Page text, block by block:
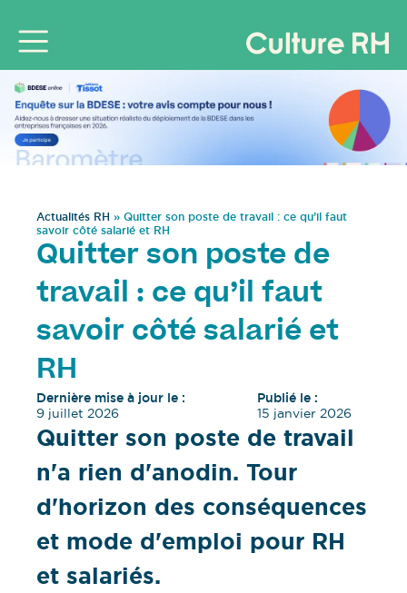
Actualités RH » Quitter son poste de travail : ce qu’il faut
savoir côté salarié et RH
Quitter son poste de
travail : ce qu’il faut
savoir côté salarié et
RH
Dernière mise à jour le :
9 juillet 2026
Publié le :
15 janvier 2026
Quitter son poste de travail
n'a rien d'anodin. Tour
d'horizon des conséquences
et mode d'emploi pour RH
et salariés.